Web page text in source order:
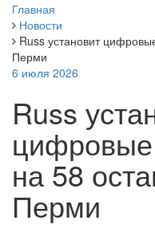
Главная
Новости
Russ установит
Перми
6 июля 2026
Russ
на 58
Перми